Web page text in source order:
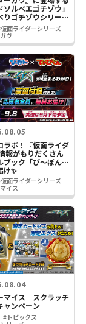
ソルベエゴチゾウ」
りゴチゾウシリーズ
面ライダーシリーズ
ヴ
ラボ！『仮面ライダ
報がもりだくさん
ブック「び～ぼん」
け✨
面ライダーシリーズ
イス
マイス スクラッチ
ャンペーン
#トピックス